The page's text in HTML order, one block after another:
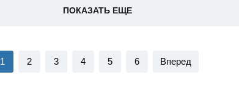
ПОКАЗАТЬ ЕЩЕ
1 2 3 4 5 6 Вперед